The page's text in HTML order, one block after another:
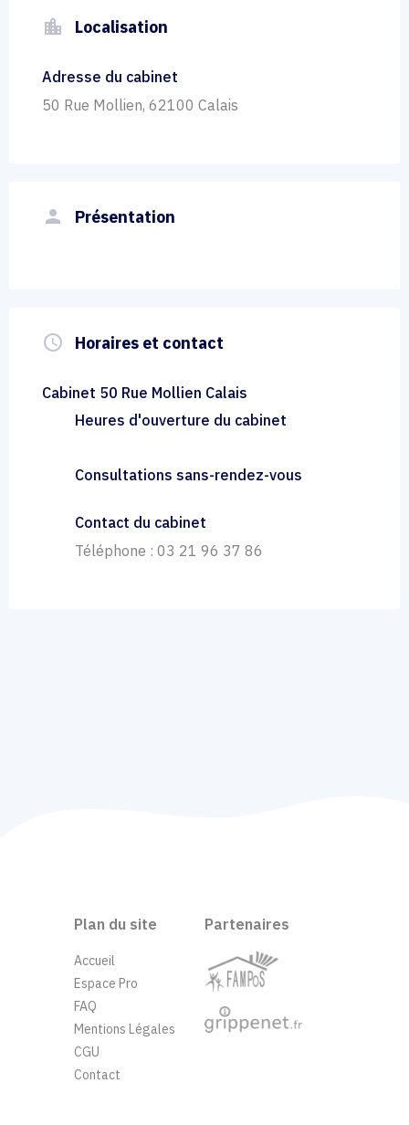
location_city Localisation
Adresse du cabinet
50 Rue Mollien, 62100 Calais
person Présentation
query_builder Horaires et contact
Cabinet 50 Rue Mollien Calais
Heures d'ouverture du cabinet
Consultations sans-rendez-vous
Contact du cabinet
Téléphone : 03 21 96 37 86
Plan du site
Accueil
Espace Pro
FAQ
Mentions Légales
CGU
Contact
Partenaires